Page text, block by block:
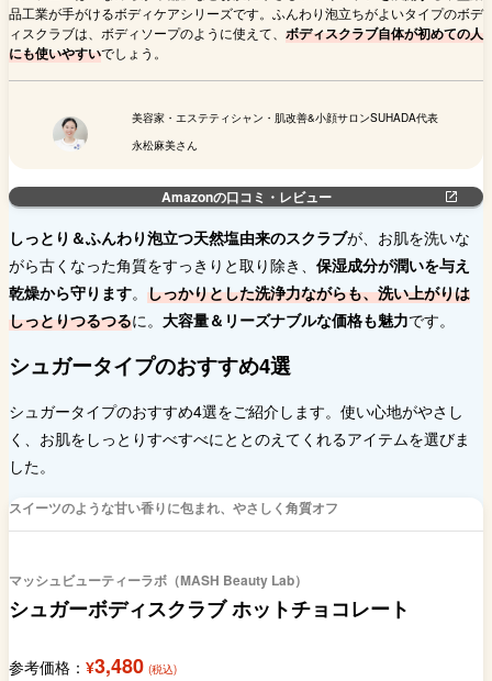
品工業が手がけるボディケアシリーズです。ふんわり泡立ちがよいタイプのボデ
ィスクラブは、ボディソープのように使えて、 ボディスクラブ自体が初めての人
にも使いやすいでしょう。
美容家・エステティシャン・肌改善&小顔サロンSUHADA代表
永松麻美さん
Amazonの口コミ・レビュー
しっとり＆ふんわり泡立つ天然塩由来のスクラブが、お肌を洗いな
がら古くなった角質をすっきりと取り除き、 保湿成分が潤いを与え
乾燥から守ります。 しっかりとした洗浄力ながらも、洗い上がりは
しっとりつるつるに。 大容量＆リーズナブルな価格も魅力です。
シュガータイプのおすすめ4選
シュガータイプのおすすめ4選をご紹介します。使い心地がやさし
く、お肌をしっとりすべすべにととのえてくれるアイテムを選びま
した。
スイーツのような甘い香りに包まれ、やさしく角質オフ
マッシュビューティーラボ（MASH Beauty Lab）
シュガーボディスクラブ ホットチョコレート
参考価格： ¥3,480 (税込)